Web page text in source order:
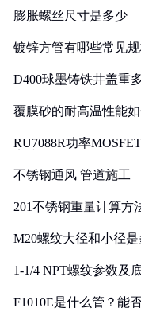
膨胀螺丝尺寸是多少
镀锌方管有哪些常见
D400球墨铸铁井盖重
覆膜砂的耐高温性能
RU7088R功率
不锈钢通风 管道施工
201不锈钢重量计算方
M20螺纹大径和小径
1-1/4 NPT螺纹参数及
F1010E是什么管？能